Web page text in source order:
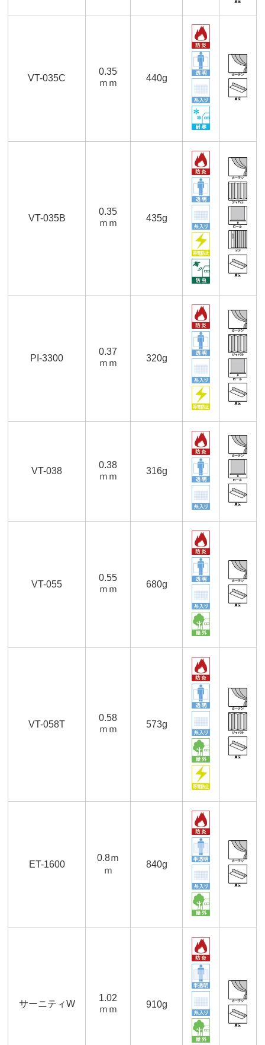
VT-035C
0.35
ｍｍ
440g
VT-035B
0.35
ｍｍ
435g
PI-3300
0.37
ｍｍ
320g
VT-038
0.38
ｍｍ
316g
VT-055
0.55
ｍｍ
680g
VT-058T
0.58
ｍｍ
573g
ET-1600
0.8ｍ
ｍ
840g
サーニティW
1.02
ｍｍ
910g